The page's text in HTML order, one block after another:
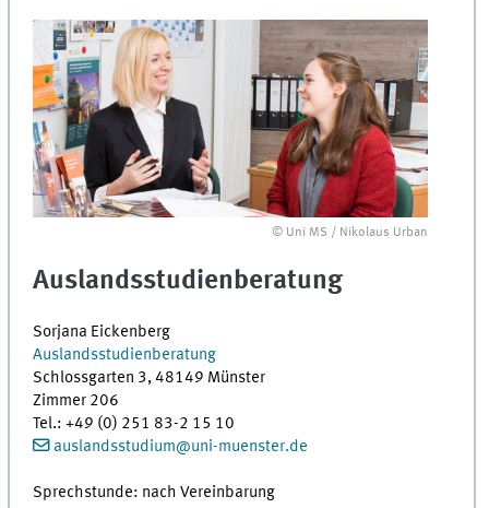
© Uni MS / Nikolaus Urban
Auslandsstudienberatung
Sorjana Eickenberg
Auslandsstudienberatung
Schlossgarten 3, 48149 Münster
Zimmer 206
Tel.:+49 (0) 251 83-2 15 10
auslandsstudium@uni-muenster.de
Sprechstunde: nach Vereinbarung